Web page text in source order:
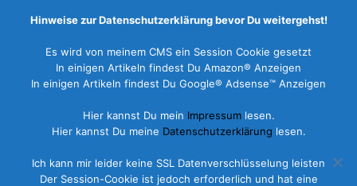
Bommelsen
Hinweise zur Datenschutzerklärung bevor Du weitergehst!
Es wird von meinem CMS ein Session Cookie gesetzt
In einigen Artikeln findest Du Amazon® Anzeigen
In einigen Artikeln findest Du Google® Adsense™ Anzeigen
Hier kannst Du mein Impressumlesen.
Hier kannst Du meine Datenschutzerklärung lesen.
Ich kann mir leider keine SSL Datenverschlüsselung leisten
Der Session-Cookie ist jedoch erforderlich und hat eine